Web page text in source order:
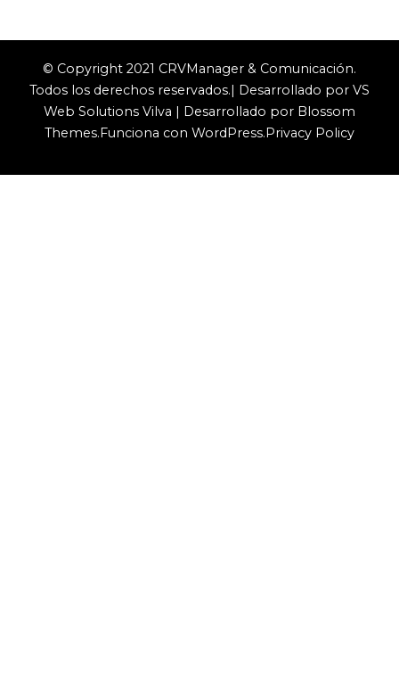
© Copyright 2021 CRVManager & Comunicación.
Todos los derechos reservados.| Desarrollado por VS
Web Solutions Vilva | Desarrollado por Blossom
Themes.Funciona con WordPress. Privacy Policy